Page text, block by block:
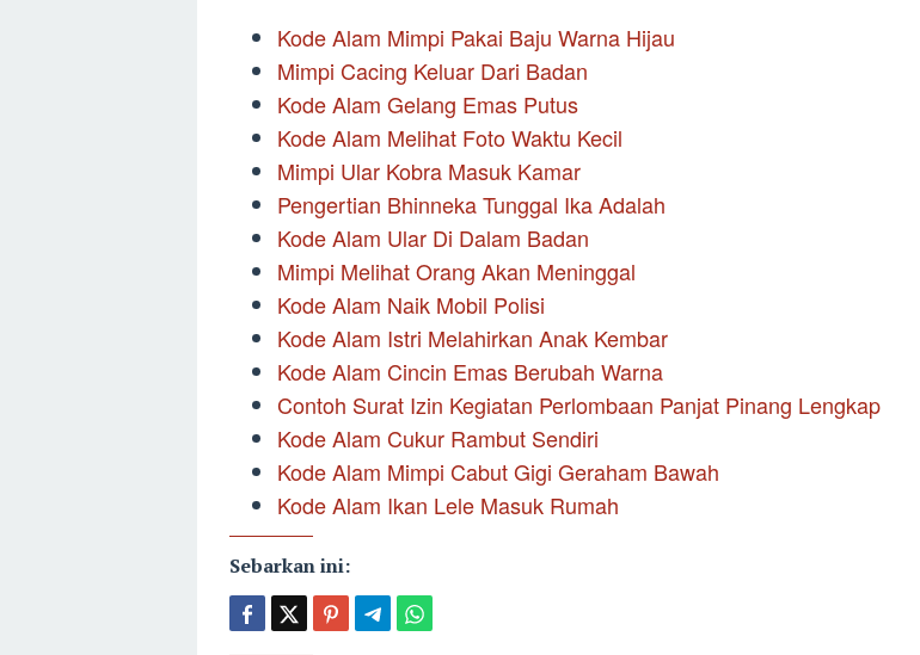
Kode Alam Mimpi Pakai Baju Warna Hijau
Mimpi Cacing Keluar Dari Badan
Kode Alam Gelang Emas Putus
Kode Alam Melihat Foto Waktu Kecil
Mimpi Ular Kobra Masuk Kamar
Pengertian Bhinneka Tunggal Ika Adalah
Kode Alam Ular Di Dalam Badan
Mimpi Melihat Orang Akan Meninggal
Kode Alam Naik Mobil Polisi
Kode Alam Istri Melahirkan Anak Kembar
Kode Alam Cincin Emas Berubah Warna
Contoh Surat Izin Kegiatan Perlombaan Panjat Pinang Lengkap
Kode Alam Cukur Rambut Sendiri
Kode Alam Mimpi Cabut Gigi Geraham Bawah
Kode Alam Ikan Lele Masuk Rumah
Sebarkan ini: